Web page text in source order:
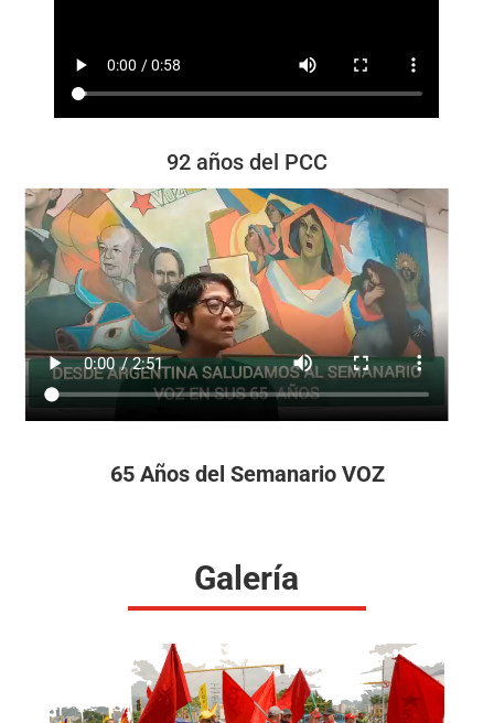
92 años del PCC
65 Años del Semanario VOZ
Galería